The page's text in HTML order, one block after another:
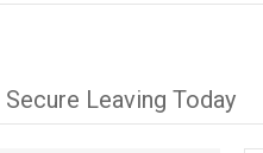
Leaving Today